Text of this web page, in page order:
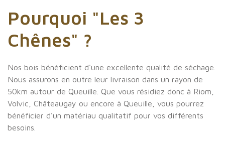
Pourquoi "Les 3
Chênes" ?
Nos bois bénéficient d'une excellente qualité de séchage.
Nous assurons en outre leur livraison dans un rayon de
50km autour de Queuille. Que vous résidiez donc à Riom,
Volvic, Châteaugay ou encore à Queuille, vous pourrez
bénéficier d'un matériau qualitatif pour vos différents
besoins.